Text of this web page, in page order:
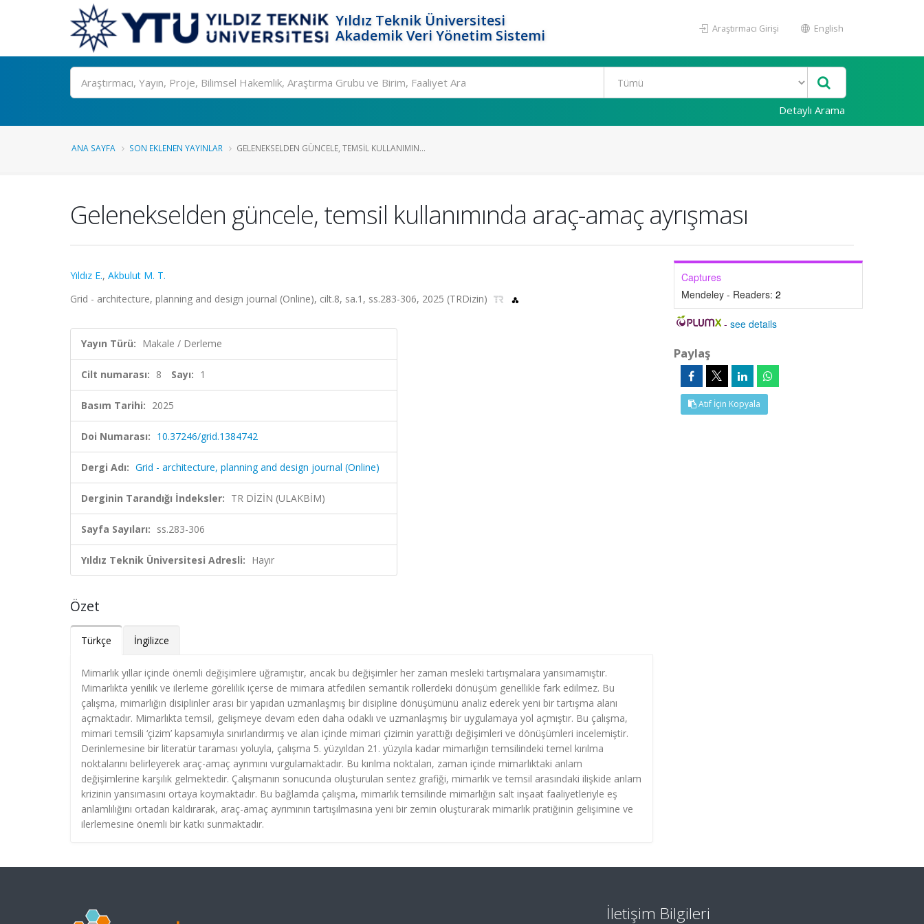
Yıldız Teknik Üniversitesi
Akademik Veri Yönetim Sistemi
Araştırmacı Girişi English
Ara
Detaylı Arama
ANA SAYFA SON EKLENEN YAYINLAR GELENEKSELDEN GÜNCELE, TEMSIL KULLANIMIN...
Gelenekselden güncele, temsil kullanımında araç-amaç ayrışması
Yıldız E., Akbulut M. T.
Grid - architecture, planning and design journal (Online), cilt.8, sa.1, ss.283-306, 2025 (TRDizin)
Yayın Türü: Makale / Derleme
Cilt numarası: 8 Sayı: 1
Basım Tarihi: 2025
Doi Numarası: 10.37246/grid.1384742
Dergi Adı: Grid - architecture, planning and design journal (Online)
Derginin Tarandığı İndeksler: TR DİZİN (ULAKBİM)
Sayfa Sayıları: ss.283-306
Yıldız Teknik Üniversitesi Adresli: Hayır
Özet
Türkçe İngilizce
Mimarlık yıllar içinde önemli değişimlere uğramıştır, ancak bu değişimler her zaman mesleki tartışmalara yansımamıştır.
Mimarlıkta yenilik ve ilerleme görelilik içerse de mimara atfedilen semantik rollerdeki dönüşüm genellikle fark edilmez. Bu
çalışma, mimarlığın disiplinler arası bir yapıdan uzmanlaşmış bir disipline dönüşümünü analiz ederek yeni bir tartışma alanı
açmaktadır. Mimarlıkta temsil, gelişmeye devam eden daha odaklı ve uzmanlaşmış bir uygulamaya yol açmıştır. Bu çalışma,
mimari temsili ‘çizim’ kapsamıyla sınırlandırmış ve alan içinde mimari çizimin yarattığı değişimleri ve dönüşümleri incelemiştir.
Derinlemesine bir literatür taraması yoluyla, çalışma 5. yüzyıldan 21. yüzyıla kadar mimarlığın temsilindeki temel kırılma
noktalarını belirleyerek araç-amaç ayrımını vurgulamaktadır. Bu kırılma noktaları, zaman içinde mimarlıktaki anlam
değişimlerine karşılık gelmektedir. Çalışmanın sonucunda oluşturulan sentez grafiği, mimarlık ve temsil arasındaki ilişkide anlam
krizinin yansımasını ortaya koymaktadır. Bu bağlamda çalışma, mimarlık temsilinde mimarlığın salt inşaat faaliyetleriyle eş
anlamlılığını ortadan kaldırarak, araç-amaç ayrımının tartışılmasına yeni bir zemin oluşturarak mimarlık pratiğinin gelişimine ve
ilerlemesine önemli bir katkı sunmaktadır.
Captures
Mendeley - Readers: 2
-see details
Paylaş
Atıf İçin Kopyala
İletişim Bilgileri